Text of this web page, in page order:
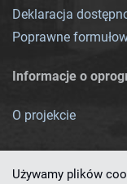
Deklaracja
Poprawne
Informacje o
O projekcie
Używamy plików